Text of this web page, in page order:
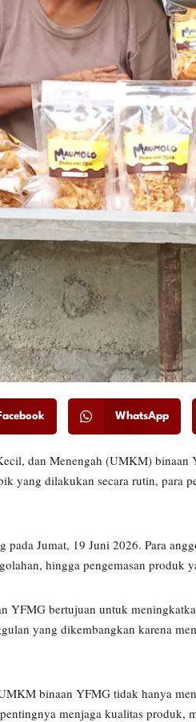
Facebook WhatsApp
dan Menengah (UMKM)
yang dilakukan secara rutin, para
pada Jumat, 19 Juni 2026. Para
hingga pengemasan produk
YFMG bertujuan untuk
yang dikembangkan karena
binaan YFMG tidak hanya
menjaga kualitas produk,